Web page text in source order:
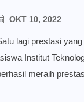
OKT 10, 2022
lagi prestasi
Institut
meraih